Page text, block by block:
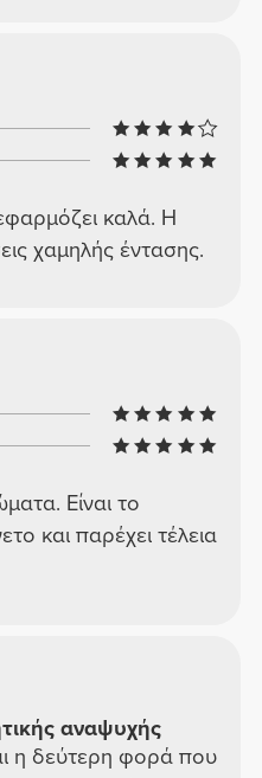
καλά. Η
χαμηλής έντασης.
Είναι το
και παρέχει τέλεια
αναψυχής
η δεύτερη φορά που